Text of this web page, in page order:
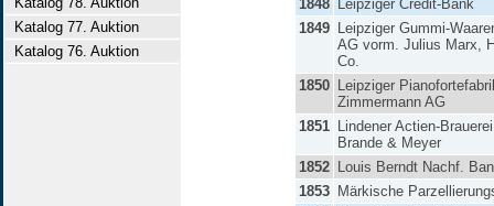
Katalog 77. Auktion
Katalog 76. Auktion
1848 Leipziger Credit-Bank
1849 Leipziger Gummi-
AG vorm. Julius Marx,
Co.
1850 Leipziger
Zimmermann AG
1851 Lindener Actien-
Brande & Meyer
1852 Louis Berndt Nachf.
1853 Märkische